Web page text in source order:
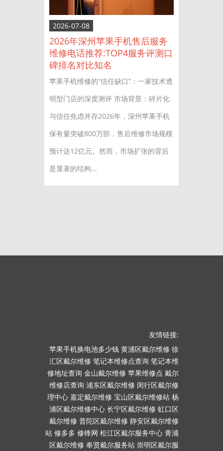
2026-07-08
2026年深州苹果手机售后服务
维修电话推荐:TOP4服务评测口
碑排名对比知名
苹果手机维修的“信任缺口”：一家技术透
明型门店的深度测评 市场背景：碎片化
与信任焦虑并存2026年，深州苹果手机
保有量突破800万部，售后维修市场规模
预计达12亿元。然而，市场扩张的背后
是显著的结构...
友情链接:
苹果手机换电池多少钱 黄浦区戴尔维修 徐
汇区戴尔维修 笔记本维修点查询 笔记本维
修地址查询 金山戴尔维修 苹果维修点 戴尔
维修店查询 浦东区戴尔维修 闵行区戴尔修
理中心 嘉定戴尔维修 宝山区戴尔维修站 杨
浦区戴尔维修中心 长宁区戴尔维修 虹口区
戴尔维修 普陀区戴尔维修 静安区戴尔维修
站 修多多 修锋网 松江区戴尔服务中心 青浦
区戴尔维修 奉贤戴尔服务站 崇明区戴尔服